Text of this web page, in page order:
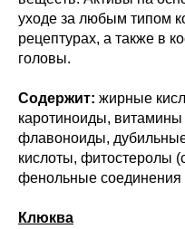
уходе за любым типом
рецептурах, а также в
головы.
Содержит: жирные
каротиноиды, витамины
флавоноиды,
кислоты, фитостеролы
фенольные соединения
Клюква